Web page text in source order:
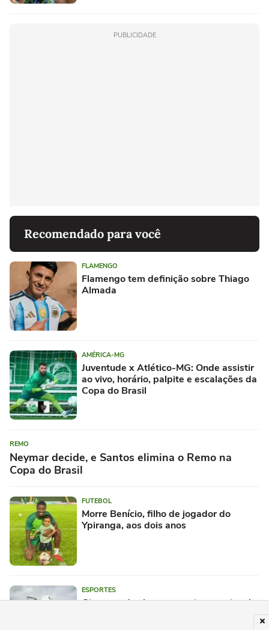
PUBLICIDADE
Recomendado para você
FLAMENGO
Flamengo tem definição sobre Thiago
Almada
AMÉRICA-MG
Juventude x Atlético-MG: Onde assistir
ao vivo, horário, palpite e escalações da
Copa do Brasil
REMO
Neymar decide, e Santos elimina o Remo na
Copa do Brasil
FUTEBOL
Morre Benício, filho de jogador do
Ypiranga, aos dois anos
ESPORTES
Gigantes do skate street internacional